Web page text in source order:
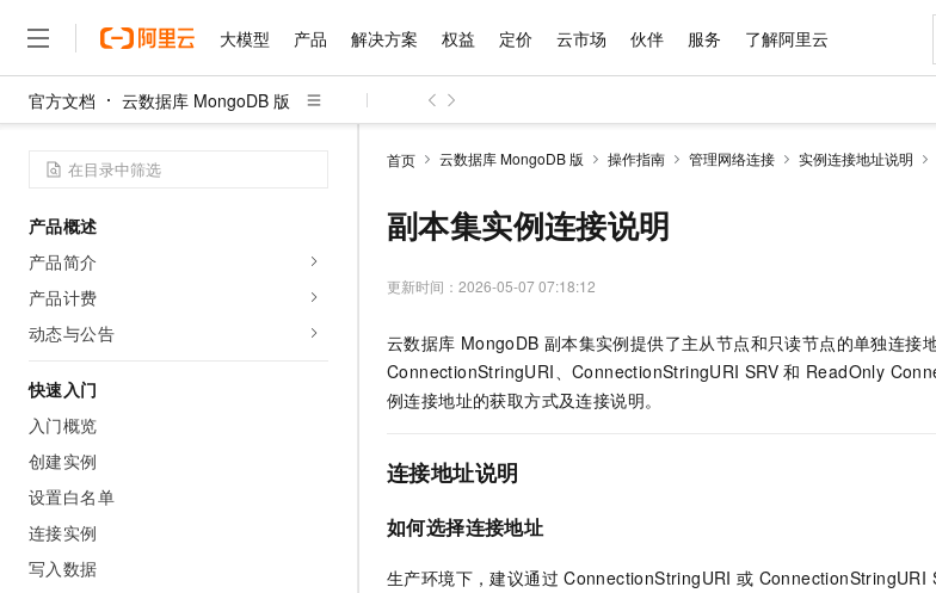
大模型 产品 解决方案 权益 定价 云市场 伙伴 服务 了解阿里云
官方文档 云数据库 MongoDB 版
产品概述
产品简介
产品计费
动态与公告
快速入门
入门概览
创建实例
设置白名单
连接实例
写入数据
首页 云数据库 MongoDB 版 操作指南 管理网络连接 实例连接地址说明
副本集实例连接说明
更新时间： 2026-05-07 07:18:12
云数据库 MongoDB 副本集实例提供了主从节点和只读节点的单独连接
ConnectionStringURI、ConnectionStringURI SRV 和 ReadOnly
例连接地址的获取方式及连接说明。
连接地址说明
如何选择连接地址
生产环境下，建议通过 ConnectionStringURI 或 ConnectionStringURI
大模型
千问AI平台
Qwen3.8-Max HOT
智能体时代全能旗舰模型
能看、能想、能动手的多模态智能体模型
Qwen3-VL-Plus
Kimi-K3 NEW
产品
精选产品
容器
存储
网络与CDN
安全
精选产品
大模型服务与应用平台
多元化、高性能、安全可靠的大模型服务
无影云电脑
随时随地安全接入的云上超级电脑
云解析DNS
云原生大数据计算服务 MaxCompute
提供智能易用的域名与建站服务
人工智能平台 PAI 大模型
一站式AI开发、训练和推理服务
解决方案
精选解决方案
大数据
现代化应用
安全
网络
精选解决方案
企业级Agent产品，直接交付可用成果
HappyHorse 打造一站式影视创作平台
可视化编排打通从文字构思到成片全链路闭环
快速拥有专属 OpenClaw
上传文档即自动完成翻译和格式还原
Hermes Agent，打造自进化智能体
自主进化，持久记忆，越用越聪明
权益 普惠上云
云服务器38元/年起，超值低价云产品抢先购
推荐新用户得奖励，单订单最高返9万
云工开物
高校专属算力普惠，学生认证享300元代金券
解决方案免费试用 新老同享
1亿+ 大模型 tokens 和 30+ 款产品免费体验
AI 特惠
Token Plan 模型订阅计划 NEW
Qwen3.8-Max 首发尝鲜，限时加量 10 倍
夜间 5 折，Qwen/Meoo/TokenPlan 客户
定价 产品定价
了解云产品的定价详情
云上成本管理
管理和优化成本
价格计算器
自助选配和估算价格
云市场 精选商城
多端小程序
观测云
Tuya 物联网平台阿里云版
电子合同
畅捷通
Tableau 订阅
数据与 API
OCR 文字识别
伙伴 成为销售伙伴
咨询伙伴
销售伙伴合作计划
无影生态合作计划
Salesforce On Alibaba Cloud
Consulting Partner 合作计划
成为产品伙伴
服务 售前咨询
售后服务
自助服务
在线服务
工单服务
企业增值服务
企业成长
服务实践
了解阿里云 为什么选择阿里云
技术领先
分析师报告
研究报告与白皮书
天池大赛
AI 算法大赛
最佳实践
看见新力量